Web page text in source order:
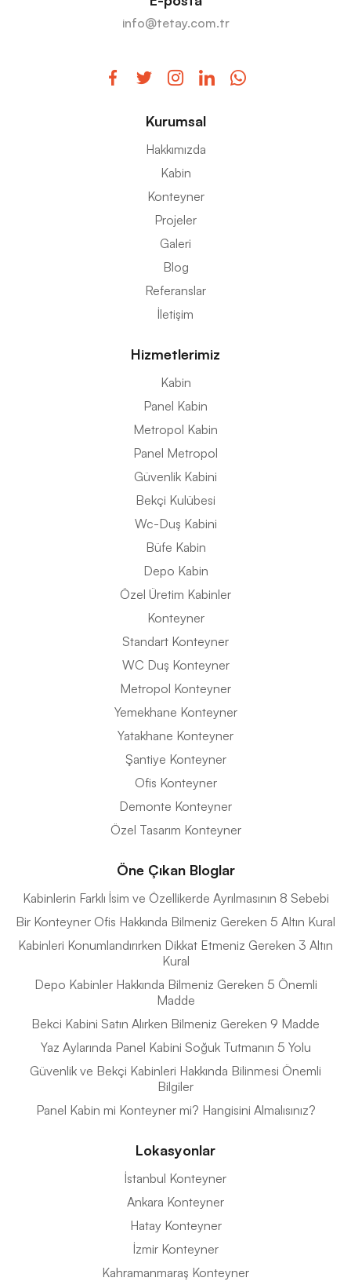
info@tetay.com.tr
Kurumsal
Hakkımızda
Kabin
Konteyner
Projeler
Galeri
Blog
Referanslar
İletişim
Hizmetlerimiz
Kabin
Panel Kabin
Metropol Kabin
Panel Metropol
Güvenlik Kabini
Bekçi Kulübesi
Wc-Duş Kabini
Büfe Kabin
Depo Kabin
Özel Üretim Kabinler
Konteyner
Standart Konteyner
WC Duş Konteyner
Metropol Konteyner
Yemekhane Konteyner
Yatakhane Konteyner
Şantiye Konteyner
Ofis Konteyner
Demonte Konteyner
Özel Tasarım Konteyner
Öne Çıkan Bloglar
Kabinlerin Farklı İsim ve Özellikerde Ayrılmasının 8 Sebebi
Bir Konteyner Ofis Hakkında Bilmeniz Gereken 5 Altın Kural
Kabinleri Konumlandırırken Dikkat Etmeniz Gereken 3 Altın
Kural
Depo Kabinler Hakkında Bilmeniz Gereken 5 Önemli
Madde
Bekci Kabini Satın Alırken Bilmeniz Gereken 9 Madde
Yaz Aylarında Panel Kabini Soğuk Tutmanın 5 Yolu
Güvenlik ve Bekçi Kabinleri Hakkında Bilinmesi Önemli
Bilgiler
Panel Kabin mi Konteyner mi? Hangisini Almalısınız?
Lokasyonlar
İstanbul Konteyner
Ankara Konteyner
Hatay Konteyner
İzmir Konteyner
Kahramanmaraş Konteyner